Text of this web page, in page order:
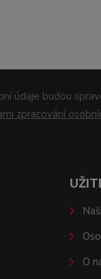
údaje budou
zpracování
O